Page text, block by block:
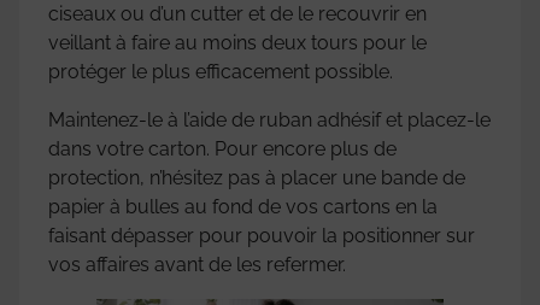
ciseaux ou d’un cutter et de le recouvrir en
veillant à faire au moins deux tours pour le
protéger le plus efficacement possible.
Maintenez-le à l’aide de ruban adhésif et placez-le
dans votre carton. Pour encore plus de
protection, n’hésitez pas à placer une bande de
papier à bulles au fond de vos cartons en la
faisant dépasser pour pouvoir la positionner sur
vos affaires avant de les refermer.